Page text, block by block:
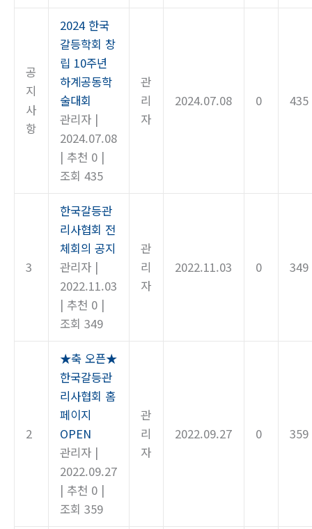
공
지
사
항
2024 한국
갈등학회 창
립 10주년
하계공동학
술대회
관리자 |
2024.07.08
| 추천 0 |
조회 435
관
리
자
2024.07.08 0 435
3
한국갈등관
리사협회 전
체회의 공지
관리자 |
2022.11.03
| 추천 0 |
조회 349
관
리
자
2022.11.03 0 349
2
★축 오픈★
한국갈등관
리사협회 홈
페이지
OPEN
관리자 |
2022.09.27
| 추천 0 |
조회 359
관
리
자
2022.09.27 0 359